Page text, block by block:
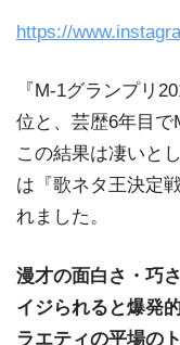
https://
『M-1グランプリ
位と、芸歴6年目
この結果は凄いと
は『歌ネタ王決定
れました。
漫才の面白さ・巧
イジられると爆発
ラエティの平場の